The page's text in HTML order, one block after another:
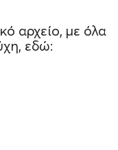
αρχείο, με όλα
εδώ: